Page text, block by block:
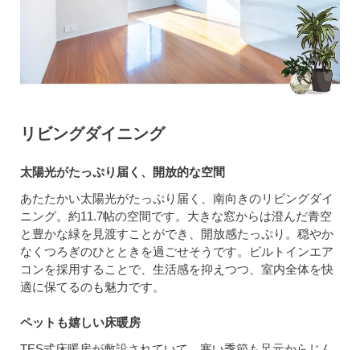
リビングダイニング
太陽光がたっぷり届く、開放的な空間
あたたかい太陽光がたっぷり届く、南向きのリビングダイ
ニング。約11.7帖の空間です。大きな窓からは澄んだ青空
と豊かな緑を見渡すことができ、開放感たっぷり。穏やか
なくつろぎのひとときを過ごせそうです。ビルトインエア
コンを採用することで、生活感を抑えつつ、室内全体を快
適に保てるのも魅力です。
ペットも嬉しい床暖房